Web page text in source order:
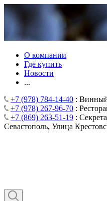
О компании
Где купить
Новости
...
+7 (978) 784-14-40 :
+7 (978) 267-96-70 :
+7 (869) 263-51-19 :
Севастополь, Улица